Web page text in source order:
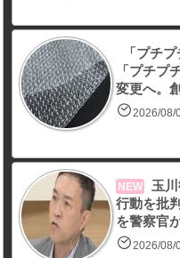
「プチ
「プチプ
変更へ。
2026/08/
NEW
玉
行動を批
を警察官
2026/08/